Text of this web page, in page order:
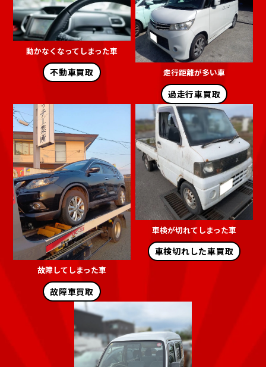
動かなくなってしまった車
不動車買取 走行距離が多い車
過走行車買取
故障してしまった車
故障車買取
車検が切れてしまった車
車検切れした車買取